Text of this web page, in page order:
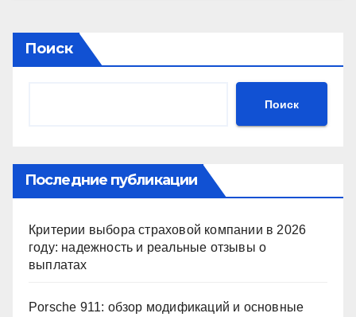
Поиск
Поиск
Последние публикации
Критерии выбора страховой компании в 2026
году: надежность и реальные отзывы о
выплатах
Porsche 911: обзор модификаций и основные